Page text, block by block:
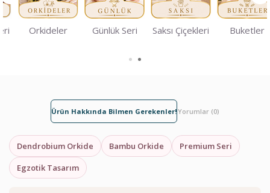
Orkideler Günlük Seri Saksı Çiçekleri Buketler
Ürün Hakkında Bilmen Gerekenler!Yorumlar (0)
Dendrobium Orkide Bambu Orkide
Premium Seri
Egzotik Tasarım